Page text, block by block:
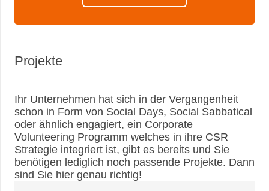
Projekte
Ihr Unternehmen hat sich in der Vergangenheit
schon in Form von Social Days, Social Sabbatical
oder ähnlich engagiert, ein Corporate
Volunteering Programm welches in ihre CSR
Strategie integriert ist, gibt es bereits und Sie
benötigen lediglich noch passende Projekte. Dann
sind Sie hier genau richtig!